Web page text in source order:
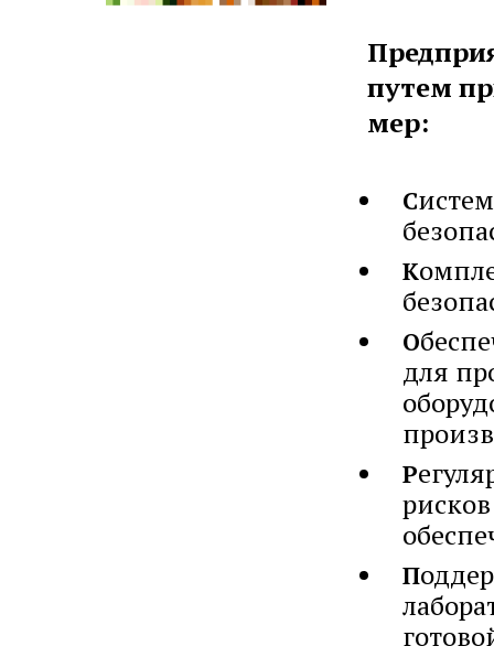
путем
мер:
С
К
О
для
Р
П